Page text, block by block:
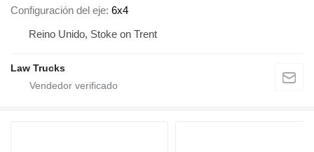
Configuración del eje 6x4
Reino Unido, Stoke on Trent
Law Trucks